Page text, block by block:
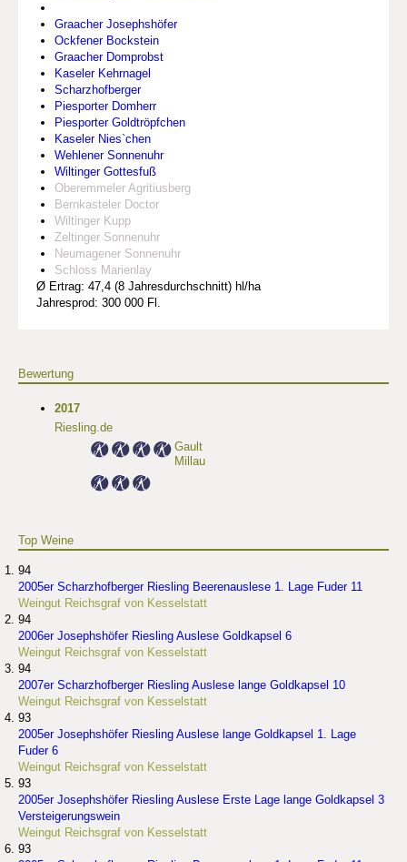
Graacher Josephshöfer
Ockfener Bockstein
Graacher Domprobst
Kaseler Kehrnagel
Scharzhofberger
Piesporter Domherr
Piesporter Goldtröpfchen
Kaseler Nies`chen
Wehlener Sonnenuhr
Wiltinger Gottesfuß
Oberemmeler Agritiusberg
Bernkasteler Doctor
Wiltinger Kupp
Zeltinger Sonnenuhr
Neumagener Sonnenuhr
Schloss Marienlay
Ø Ertrag: 47,4 (8 Jahresdurchschnitt) hl/ha
Jahresprod: 300 000 Fl.
Bewertung
2017
Riesling.de
Gault
Millau
Top Weine
94
2005er Scharzhofberger Riesling Beerenauslese 1. Lage Fuder 11
Weingut Reichsgraf von Kesselstatt
94
2006er Josephshöfer Riesling Auslese Goldkapsel 6
Weingut Reichsgraf von Kesselstatt
94
2007er Scharzhofberger Riesling Auslese lange Goldkapsel 10
Weingut Reichsgraf von Kesselstatt
93
2005er Josephshöfer Riesling Auslese lange Goldkapsel 1. Lage
Fuder 6
Weingut Reichsgraf von Kesselstatt
93
2005er Josephshöfer Riesling Auslese Erste Lage lange Goldkapsel 3
Versteigerungswein
Weingut Reichsgraf von Kesselstatt
93